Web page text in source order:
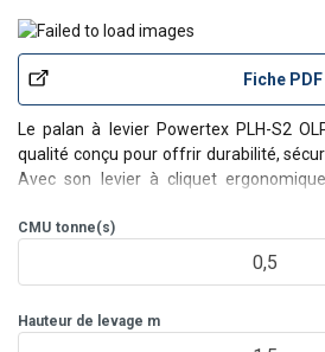
Fiche PDF
Le palan à levier Powertex PLH-S2
qualité conçu pour offrir durabilité,
Avec son levier à cliquet
ce palan à chaîne ass
CMU tonne(s)
0,5
Hauteur de levage m